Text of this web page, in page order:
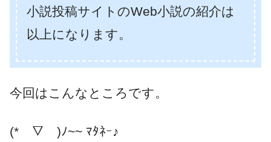
小説投稿サイトのWeb小説の紹介は
以上になります。
今回はこんなところです。
(*￣▽￣)ﾉ~~ ﾏﾀﾈｰ♪